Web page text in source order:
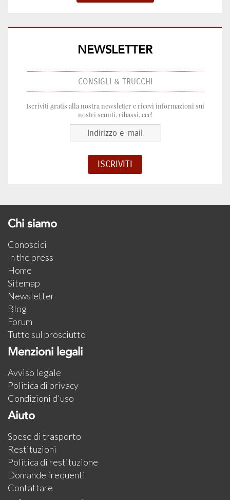
NEWSLETTER
CONSIGLI & TRUCCHI
Iscriviti gratis alla nostra newsletter e ricevi informazioni sui
nostri sconti, ribassi, ecc!
Chi siamo
Conoscici
In the press
Home
Sitemap
Newsletter
Blog
Forum
Tutto sul prosciutto
Menzioni legali
Avviso legale
Politica di privacy
Condizioni d'uso
Aiuto
Spese di trasporto
Restituzioni
Politica di restituzione
Domande frequenti
Contattare